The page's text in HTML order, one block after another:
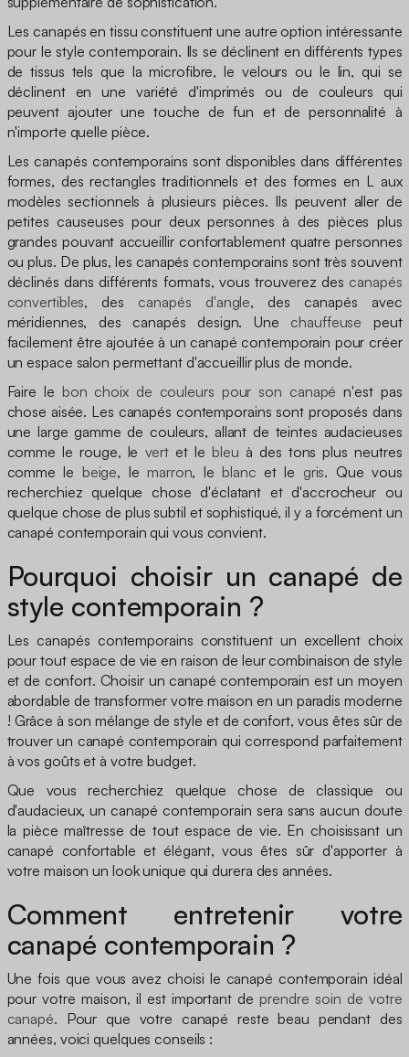
Les canapés en tissu constituent une autre option intéressante
pour le style contemporain. Ils se déclinent en différents types
de tissus tels que la microfibre, le velours ou le lin, qui se
déclinent en une variété d'imprimés ou de couleurs qui
peuvent ajouter une touche de fun et de personnalité à
n'importe quelle pièce.
Les canapés contemporains sont disponibles dans différentes
formes, des rectangles traditionnels et des formes en L aux
modèles sectionnels à plusieurs pièces. Ils peuvent aller de
petites causeuses pour deux personnes à des pièces plus
grandes pouvant accueillir confortablement quatre personnes
ou plus. De plus, les canapés contemporains sont très souvent
déclinés dans différents formats, vous trouverez des canapés
convertibles, des canapés d'angle, des canapés avec
méridiennes, des canapés design. Une chauffeuse peut
facilement être ajoutée à un canapé contemporain pour créer
un espace salon permettant d'accueillir plus de monde.
Faire le bon choix de couleurs pour son canapé n'est pas
chose aisée. Les canapés contemporains sont proposés dans
une large gamme de couleurs, allant de teintes audacieuses
comme le rouge, le vert et le bleu à des tons plus neutres
comme le beige, le marron, le blanc et le gris. Que vous
recherchiez quelque chose d'éclatant et d'accrocheur ou
quelque chose de plus subtil et sophistiqué, il y a forcément un
canapé contemporain qui vous convient.
Pourquoi choisir un canapé de
style contemporain ?
Les canapés contemporains constituent un excellent choix
pour tout espace de vie en raison de leur combinaison de style
et de confort. Choisir un canapé contemporain est un moyen
abordable de transformer votre maison en un paradis moderne
! Grâce à son mélange de style et de confort, vous êtes sûr de
trouver un canapé contemporain qui correspond parfaitement
à vos goûts et à votre budget.
Que vous recherchiez quelque chose de classique ou
d'audacieux, un canapé contemporain sera sans aucun doute
la pièce maîtresse de tout espace de vie. En choisissant un
canapé confortable et élégant, vous êtes sûr d'apporter à
votre maison un look unique qui durera des années.
Comment entretenir votre
canapé contemporain ?
Une fois que vous avez choisi le canapé contemporain idéal
pour votre maison, il est important de prendre soin de votre
canapé. Pour que votre canapé reste beau pendant des
années, voici quelques conseils :